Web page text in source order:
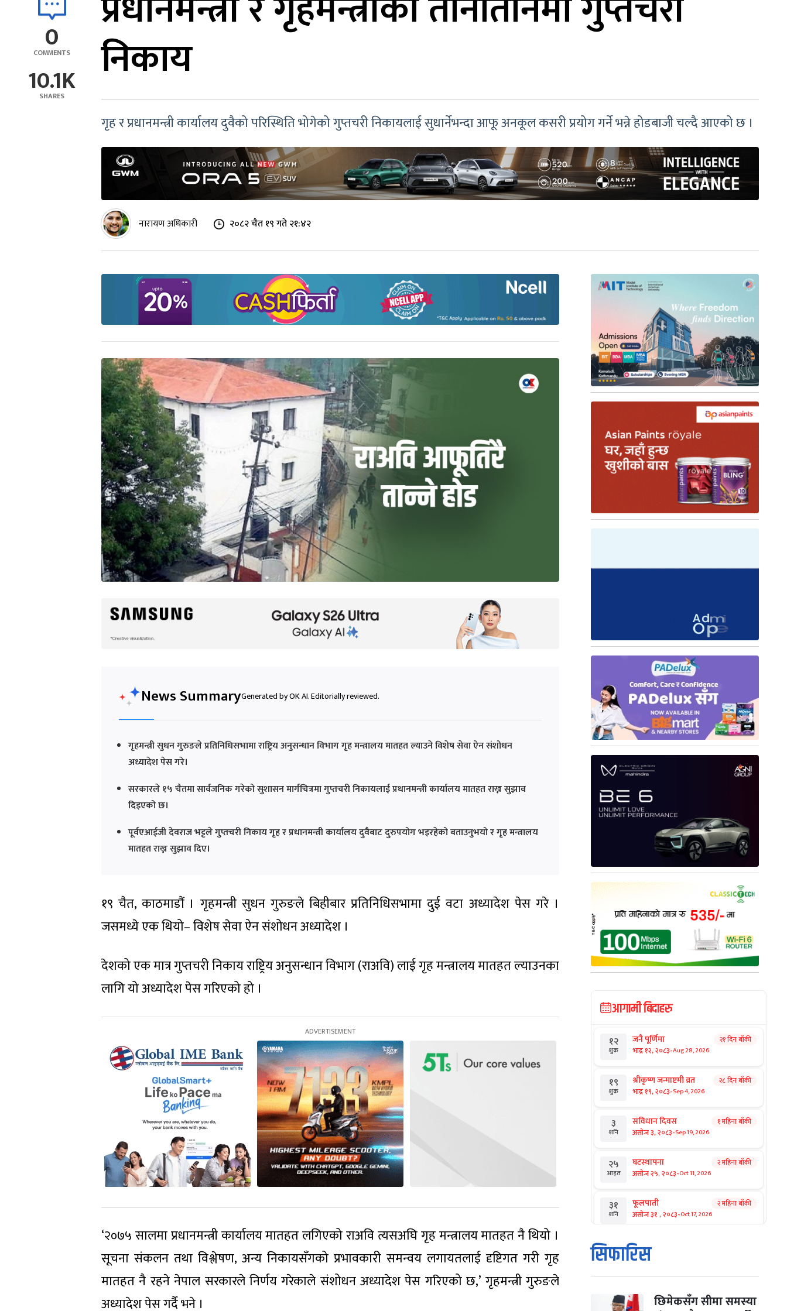
0
COMMENTS
10.1K
SHARES
निकाय
गृह र प्रधानमन्त्री कार्यालय दुवैको परिस्थिति भोगेको गुप्तचरी निकायलाई सुधार्नेभन्दा आफू अनकूल कसरी प्रयोग गर्ने भन्ने होडबाजी चल्दै आएको छ ।
नारायण अधिकारी २०८२ चैत १९ गते २१:४२
News SummaryGenerated by OK AI. Editorially reviewed.
गृहमन्त्री सुधन गुरुङले प्रतिनिधिसभामा राष्ट्रिय अनुसन्धान विभाग गृह मन्त्रालय मातहत ल्याउने विशेष सेवा ऐन संशोधन
अध्यादेश पेस गरे।
सरकारले १५ चैतमा सार्वजनिक गरेको सुशासन मार्गचित्रमा गुप्तचरी निकायलाई प्रधानमन्त्री कार्यालय मातहत राख्न सुझाव
दिइएको छ।
पूर्वएआईजी देवराज भट्टले गुप्तचरी निकाय गृह र प्रधानमन्त्री कार्यालय दुवैबाट दुरुपयोग भइरहेको बताउनुभयो र गृह मन्त्रालय
मातहत राख्न सुझाव दिए।
१९ चैत, काठमाडौं । गृहमन्त्री सुधन गुरुङले बिहीबार प्रतिनिधिसभामा दुई वटा अध्यादेश पेस गरे ।
जसमध्ये एक थियो– विशेष सेवा ऐन संशोधन अध्यादेश ।
देशको एक मात्र गुप्तचरी निकाय राष्ट्रिय अनुसन्धान विभाग (राअवि) लाई गृह मन्त्रालय मातहत ल्याउनका
लागि यो अध्यादेश पेस गरिएको हो ।
‘२०७५ सालमा प्रधानमन्त्री कार्यालय मातहत लगिएको राअवि त्यसअघि गृह मन्त्रालय मातहत नै थियो ।
सूचना संकलन तथा विश्लेषण, अन्य निकायसँगको प्रभावकारी समन्वय लगायतलाई दृष्टिगत गरी गृह
मातहत नै रहने नेपाल सरकारले निर्णय गरेकाले संशोधन अध्यादेश पेस गरिएको छ,’ गृहमन्त्री गुरुङले
अध्यादेश पेस गर्दै भने ।
आगामी बिदाहरु
१२
शुक्र
जनै पूर्णिमा
भाद्र १२, २०८३-Aug 28, 2026
२१ दिन बाँकी
१९
शुक्र
श्रीकृष्ण जन्माष्टमी व्रत
भाद्र १९, २०८३-Sep 4, 2026
२८ दिन बाँकी
३
शनि
संविधान दिवस
असोज ३, २०८३-Sep 19, 2026
१ महिना बाँकी
२५
आइत
घटस्थापना
असोज २५, २०८३-Oct 11, 2026
२ महिना बाँकी
३१
शनि
फूलपाती
असोज ३१ , २०८३-Oct 17, 2026
२ महिना बाँकी
१
आइत
कार्तिक सङ्क्रान्ति
कार्तिक १, २०८३
मंगल कार्तिक ३, २०८३-Oct 20, 2026
सिफारिस
छिमेकसँग सीमा समस्या